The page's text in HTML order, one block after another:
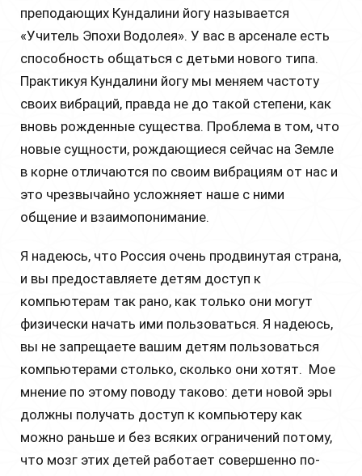
преподающих Кундалини йогу называется
«Учитель Эпохи Водолея». У вас в арсенале есть
способность общаться с детьми нового типа.
Практикуя Кундалини йогу мы меняем частоту
своих вибраций, правда не до такой степени, как
вновь рожденные существа. Проблема в том, что
новые сущности, рождающиеся сейчас на Земле
в корне отличаются по своим вибрациям от нас и
это чрезвычайно усложняет наше с ними
общение и взаимопонимание.
Я надеюсь, что Россия очень продвинутая страна,
и вы предоставляете детям доступ к
компьютерам так рано, как только они могут
физически начать ими пользоваться. Я надеюсь,
вы не запрещаете вашим детям пользоваться
компьютерами столько, сколько они хотят. Мое
мнение по этому поводу таково: дети новой эры
должны получать доступ к компьютеру как
можно раньше и без всяких ограничений потому,
что мозг этих детей работает совершенно по-